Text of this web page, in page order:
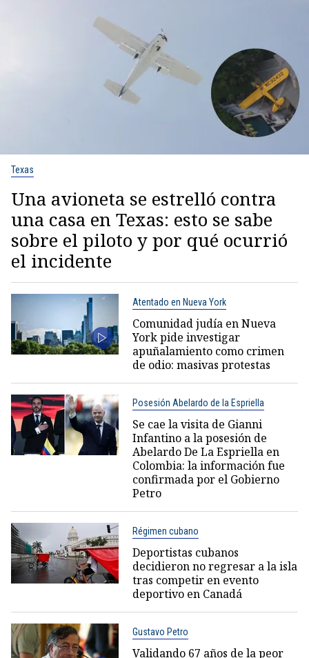
Texas
Una avioneta se estrelló contra
una casa en Texas: esto se sabe
sobre el piloto y por qué ocurrió
el incidente
Atentado en Nueva York
Comunidad judía en Nueva
York pide investigar
apuñalamiento como crimen
de odio: masivas protestas
Posesión Abelardo de la Espriella
Se cae la visita de Gianni
Infantino a la posesión de
Abelardo De La Espriella en
Colombia: la información fue
confirmada por el Gobierno
Petro
Régimen cubano
Deportistas cubanos
decidieron no regresar a la isla
tras competir en evento
deportivo en Canadá
Gustavo Petro
Validando 67 años de la peor